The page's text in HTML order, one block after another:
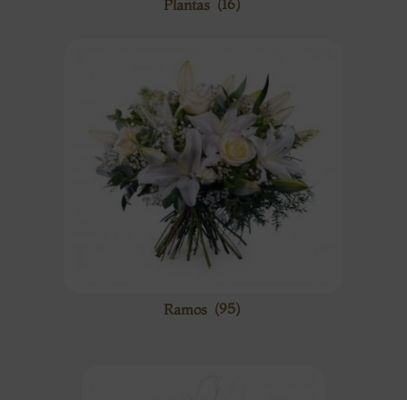
Plantas (16)
Ramos (95)